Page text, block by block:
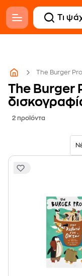
The Burger
The Burger
2 προϊόντα